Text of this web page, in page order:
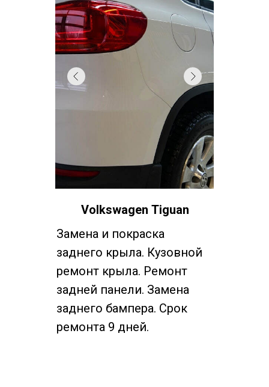
Volkswagen Tiguan
Замена и покраска
заднего крыла. Кузовной
ремонт крыла. Ремонт
задней панели. Замена
заднего бампера. Срок
ремонта 9 дней.